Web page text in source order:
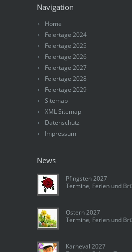
Navigation
Home
Feiertage 2024
Feiertage 2025
Feiertage 2026
Feiertage 2027
Feiertage 2028
Feiertage 2029
Sitemap
XML Sitemap
Datenschutz
Impressum
News
Pfingsten 2027
Termine, Ferien und
Ostern 2027
Termine, Ferien und
Karneval 2027